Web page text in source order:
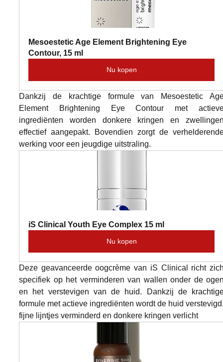
Mesoestetic Age Element Brightening Eye
Contour, 15 ml
Nu kopen
Dankzij de krachtige formule van Mesoestetic
Element Brightening Eye Contour met
ingrediënten worden donkere kringen en
effectief aangepakt. Bovendien zorgt de
werking voor een jeugdige uitstraling.
iS Clinical Youth Eye Complex 15 ml
Nu kopen
Deze geavanceerde oogcrème van iS Clinical richt
specifiek op het verminderen van wallen onder de
en het verstevigen van de huid. Dankzij de
formule met actieve ingrediënten wordt de huid
fijne lijntjes verminderd en donkere kringen verlicht